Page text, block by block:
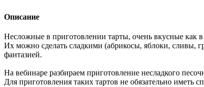
Описание
Несложные в приготовлении тарты, очень вкусные как
Их можно сделать сладкими (абрикосы, яблоки, сливы,
фантазией.
На вебинаре разбираем приготовление несладкого
Для приготовления таких тартов не обязательно иметь